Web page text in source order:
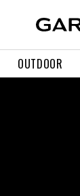
OUTDOOR